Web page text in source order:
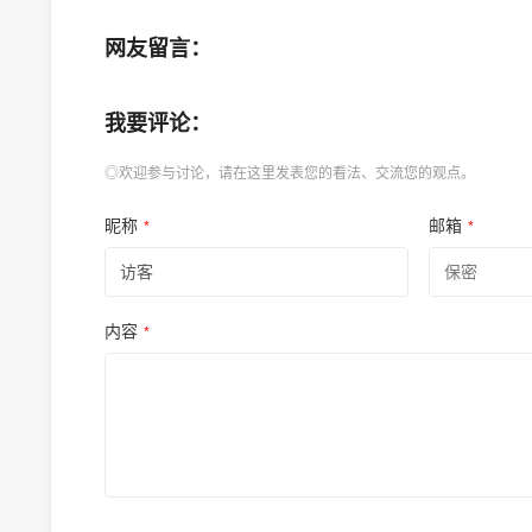
网友留言：
我要评论：
◎欢迎参与讨论，请在这里发表您的看法、交流您的观点。
昵称 * 邮箱 *
内容 *